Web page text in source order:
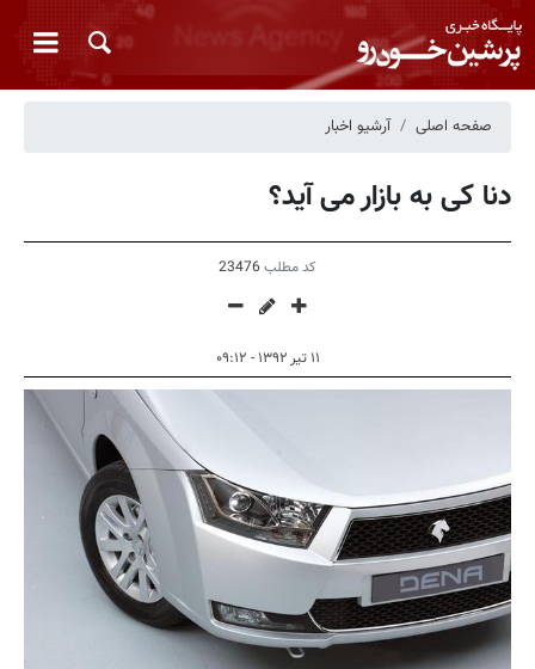
صفحه اصلی آرشیو اخبار
دنا کی به بازار می آید؟
کد مطلب 23476
۱۱ تیر ۱۳۹۲ - ۰۹:۱۲